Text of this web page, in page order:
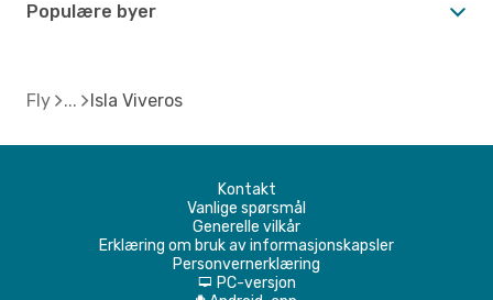
Populære byer
Fly Isla Viveros
Kontakt
Vanlige spørsmål
Generelle vilkår
Erklæring om bruk av informasjonskapsler
Personvernerklæring
d PC-versjon